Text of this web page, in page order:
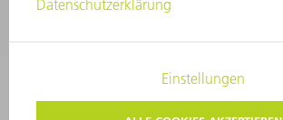
IMPRESSUM
DATENSCHUTZ
COPYRIGHT UND MARKENZEICHEN